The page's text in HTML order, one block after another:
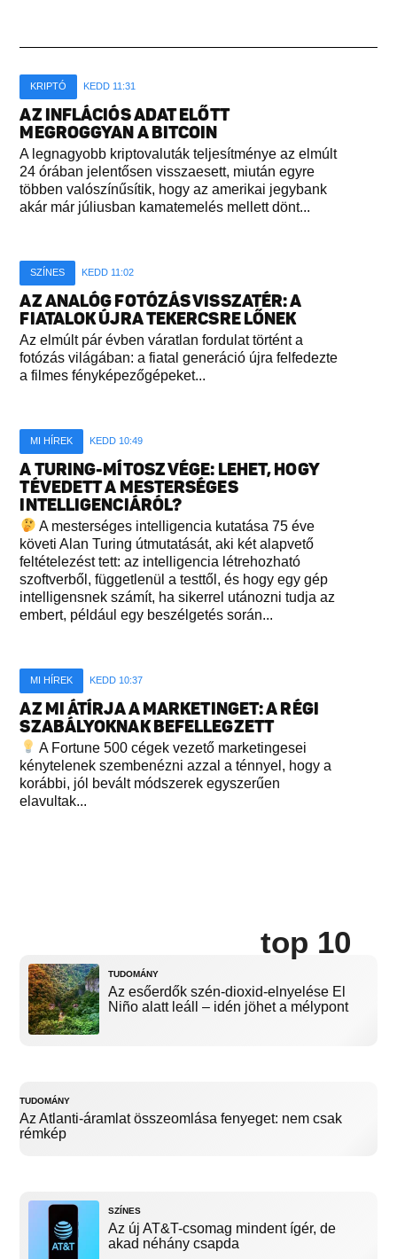
KRIPTÓ KEDD 11:31
AZ INFLÁCIÓS ADAT ELŐTT
MEGROGGYAN A BITCOIN
A legnagyobb kriptovaluták teljesítménye az elmúlt
24 órában jelentősen visszaesett, miután egyre
többen valószínűsítik, hogy az amerikai jegybank
akár már júliusban kamatemelés mellett dönt...
SZÍNES KEDD 11:02
AZ ANALÓG FOTÓZÁS VISSZATÉR: A
FIATALOK ÚJRA TEKERCSRE LŐNEK
Az elmúlt pár évben váratlan fordulat történt a
fotózás világában: a fiatal generáció újra felfedezte
a filmes fényképezőgépeket...
MI HÍREK KEDD 10:49
A TURING-MÍTOSZ VÉGE: LEHET, HOGY
TÉVEDETT A MESTERSÉGES
INTELLIGENCIÁRÓL?
A mesterséges intelligencia kutatása 75 éve
követi Alan Turing útmutatását, aki két alapvető
feltételezést tett: az intelligencia létrehozható
szoftverből, függetlenül a testtől, és hogy egy gép
intelligensnek számít, ha sikerrel utánozni tudja az
embert, például egy beszélgetés során...
MI HÍREK KEDD 10:37
AZ MI ÁTÍRJA A MARKETINGET: A RÉGI
SZABÁLYOKNAK BEFELLEGZETT
A Fortune 500 cégek vezető marketingesei
kénytelenek szembenézni azzal a ténnyel, hogy a
korábbi, jól bevált módszerek egyszerűen
elavultak...
top 10
TUDOMÁNY
Az esőerdők szén-dioxid-elnyelése El
Niño alatt leáll – idén jöhet a mélypont
TUDOMÁNY
Az Atlanti-áramlat összeomlása fenyeget: nem csak
rémkép
SZÍNES
Az új AT&T-csomag mindent ígér, de
akad néhány csapda